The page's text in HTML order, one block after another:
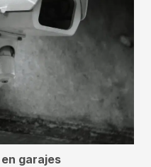
garajes